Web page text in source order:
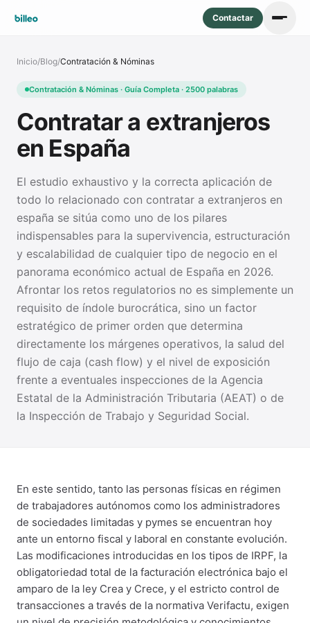
Contactar
Inicio/Blog/Contratación & Nóminas
Contratación & Nóminas · Guía Completa · 2500 palabras
Contratar a extranjeros
en España
El estudio exhaustivo y la correcta aplicación de
todo lo relacionado con contratar a extranjeros en
españa se sitúa como uno de los pilares
indispensables para la supervivencia, estructuración
y escalabilidad de cualquier tipo de negocio en el
panorama económico actual de España en 2026.
Afrontar los retos regulatorios no es simplemente un
requisito de índole burocrática, sino un factor
estratégico de primer orden que determina
directamente los márgenes operativos, la salud del
flujo de caja (cash flow) y el nivel de exposición
frente a eventuales inspecciones de la Agencia
Estatal de la Administración Tributaria (AEAT) o de
la Inspección de Trabajo y Seguridad Social.
En este sentido, tanto las personas físicas en régimen
de trabajadores autónomos como los administradores
de sociedades limitadas y pymes se encuentran hoy
ante un entorno fiscal y laboral en constante evolución.
Las modificaciones introducidas en los tipos de IRPF, la
obligatoriedad total de la facturación electrónica bajo el
amparo de la ley Crea y Crece, y el estricto control de
transacciones a través de la normativa Verifactu, exigen